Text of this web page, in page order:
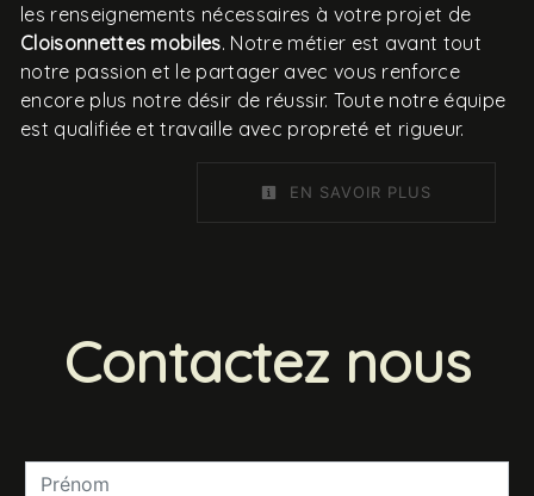
les renseignements nécessaires à votre projet de
Cloisonnettes mobiles. Notre métier est avant tout
notre passion et le partager avec vous renforce
encore plus notre désir de réussir. Toute notre équipe
est qualifiée et travaille avec propreté et rigueur.
EN SAVOIR PLUS
Contactez nous